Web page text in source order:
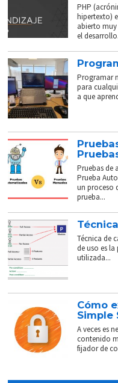
PHP
hipertexto)
abierto
el
Programar
para
a que
Pruebas de
Prueba
un proceso
prueba...
Técnica de
de uso es
utilizada...
Cómo
Simple
A veces es
contenido
fijador de